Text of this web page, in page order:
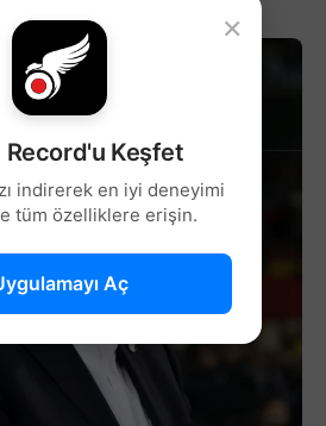
sallantıda...
×
Record'u Keşfet
indirerek en iyi deneyimi
tüm özelliklere erişin.
Aç